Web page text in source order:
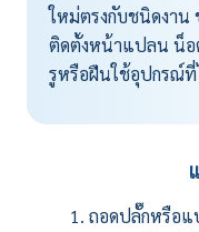
ใหม่ตรงกับชนิดงาน
ติดตั้งหน้าแปลน น็อ
รูหรือฝืนใช้อุปกรณ์ที่
ถอดปลั๊กหรือแ